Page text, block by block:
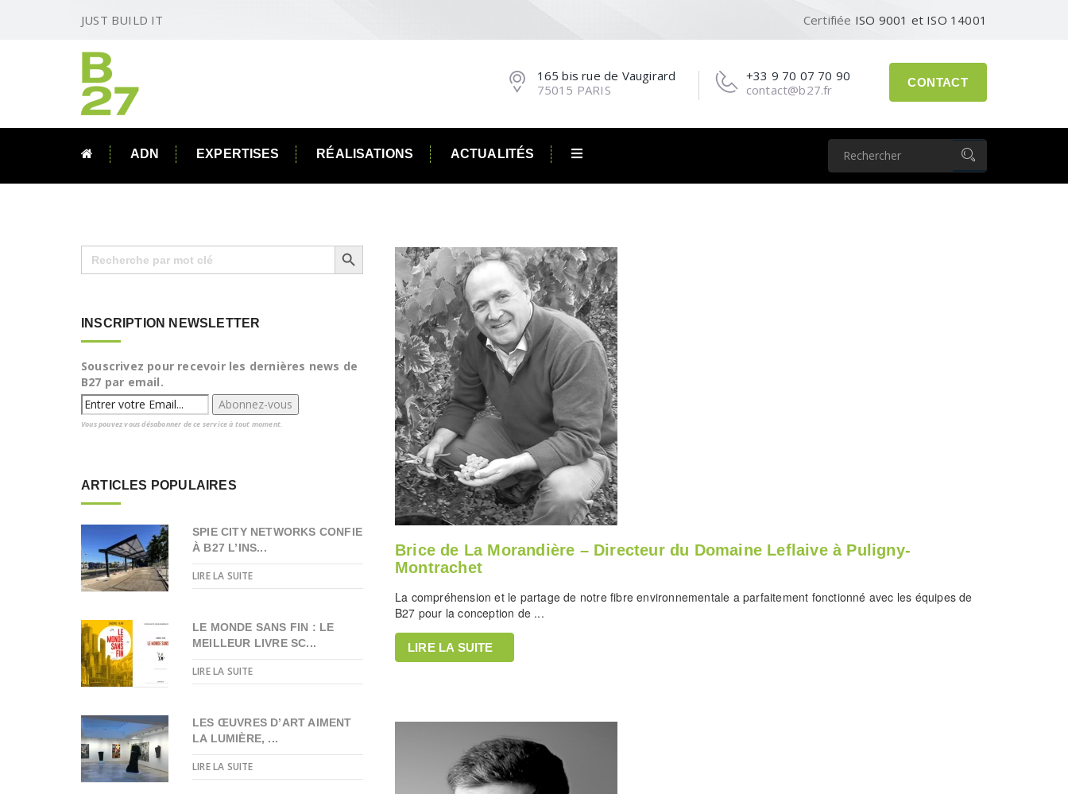
JUST BUILD IT Certifiée ISO 9001 et ISO 14001
CONTACT
+33 9 70 07 70 90
contact@b27.fr
165 bis rue de Vaugirard
75015 PARIS
ADN EXPERTISES RÉALISATIONS ACTUALITÉS
Brice de La Morandière – Directeur du Domaine Leflaive à Puligny-
Montrachet
La compréhension et le partage de notre fibre environnementale a parfaitement fonctionné avec les équipes de
B27 pour la conception de ...
LIRE LA SUITE
Search
for:
Search Button
INSCRIPTION NEWSLETTER
Souscrivez pour recevoir les dernières news de
B27 par email.
Vous pouvez vous désabonner de ce service à tout moment.
ARTICLES POPULAIRES
SPIE CITY NETWORKS CONFIE
À B27 L’INS...
LIRE LA SUITE
LE MONDE SANS FIN : LE
MEILLEUR LIVRE SC...
LIRE LA SUITE
LES ŒUVRES D’ART AIMENT
LA LUMIÈRE, ...
LIRE LA SUITE